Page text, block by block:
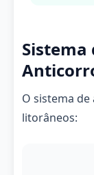
Sistema
O sistema
litorâneos: